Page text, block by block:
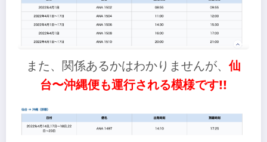
また、関係あるかはわかりませんが、仙
台〜沖縄便も運行される模様です!!